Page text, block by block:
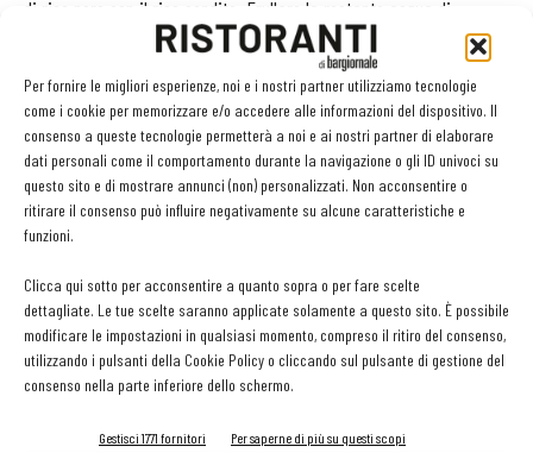
Per fornire le migliori esperienze, noi e i nostri partner utilizziamo tecnologie
come i cookie per memorizzare e/o accedere alle informazioni del dispositivo. Il
consenso a queste tecnologie permetterà a noi e ai nostri partner di elaborare
dati personali come il comportamento durante la navigazione o gli ID univoci su
questo sito e di mostrare annunci (non) personalizzati. Non acconsentire o
ritirare il consenso può influire negativamente su alcune caratteristiche e
funzioni.
Clicca qui sotto per acconsentire a quanto sopra o per fare scelte
dettagliate. Le tue scelte saranno applicate solamente a questo sito. È possibile
modificare le impostazioni in qualsiasi momento, compreso il ritiro del consenso,
utilizzando i pulsanti della Cookie Policy o cliccando sul pulsante di gestione del
consenso nella parte inferiore dello schermo.
Gestisci 1771 fornitori Per saperne di più su questi scopi
di riso nero con il riso condito. Frullare la restante acqua di
barbabietola con la lecitina per formare la schiuma, adagiare sul
piatto e finire con polvere di barbabietola
Calamari arrostiti alle rape con zucchine, cetrioli
e crescione
di Roberto Carcangiu
480 g calamari
32 g di polvere di barbabietola
20 g di scalogno rosso
12 g di prezzemolo